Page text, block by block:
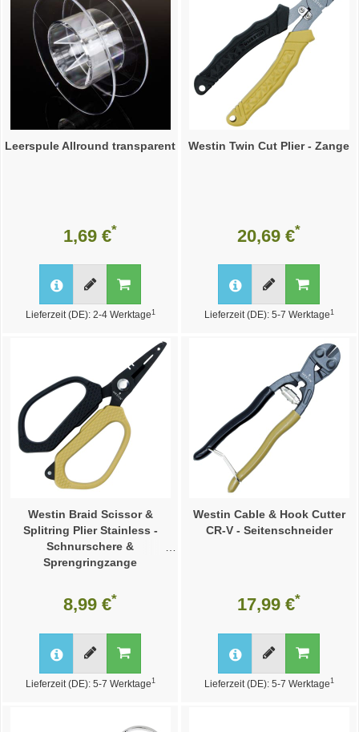
Leerspule Allround transparent
1,69 €*
Lieferzeit (DE): 2-4 Werktage 1
Westin Twin Cut Plier - Zange
20,69 €*
Lieferzeit (DE): 5-7 Werktage 1
Westin Braid Scissor &
Splitring Plier Stainless -
Schnurschere &
Sprengringzange
8,99 €*
Lieferzeit (DE): 5-7 Werktage1
Westin Cable & Hook Cutter
CR-V - Seitenschneider
17,99 €*
Lieferzeit (DE): 5-7 Werktage1